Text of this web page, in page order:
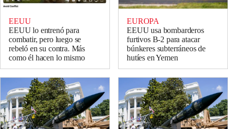
EEUU
EEUU lo entrenó para
combatir, pero luego se
rebeló en su contra. Más
como él hacen lo mismo
EUROPA
EEUU usa bombarderos
furtivos B-2 para atacar
búnkeres subterráneos de
hutíes en Yemen